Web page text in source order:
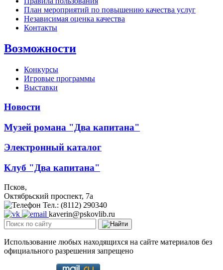
План мероприятий по повышению качества услуг
Независимая оценка качества
Контакты
Возможности
Конкурсы
Игровые программы
Выставки
Новости
Музей романа "Два капитана"
Электронный каталог
Клуб "Два капитана"
Псков,
Октябрьский проспект, 7a
Тел.: (8112) 290340
kaverin@pskovlib.ru
Использование любых находящихся на сайте материалов без
официального разрешения запрещено